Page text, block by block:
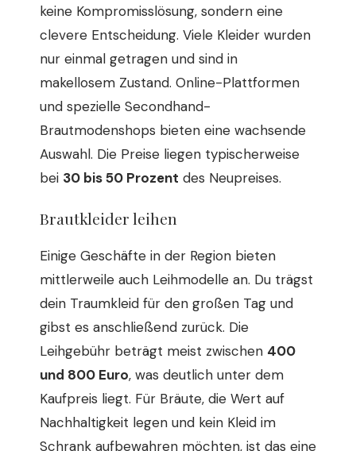
keine Kompromisslösung, sondern eine
clevere Entscheidung. Viele Kleider wurden
nur einmal getragen und sind in
makellosem Zustand. Online-Plattformen
und spezielle Secondhand-
Brautmodenshops bieten eine wachsende
Auswahl. Die Preise liegen typischerweise
bei 30 bis 50 Prozent des Neupreises.
Brautkleider leihen
Einige Geschäfte in der Region bieten
mittlerweile auch Leihmodelle an. Du trägst
dein Traumkleid für den großen Tag und
gibst es anschließend zurück. Die
Leihgebühr beträgt meist zwischen 400
und 800 Euro, was deutlich unter dem
Kaufpreis liegt. Für Bräute, die Wert auf
Nachhaltigkeit legen und kein Kleid im
Schrank aufbewahren möchten, ist das eine